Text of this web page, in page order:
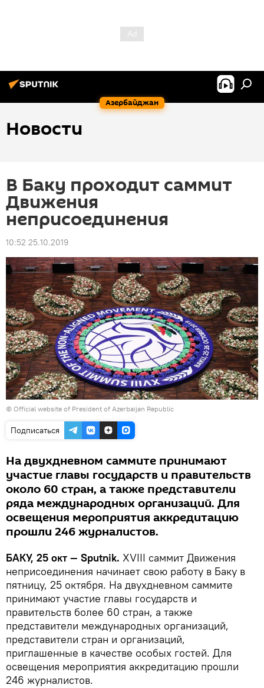
Азербайджан
Новости
В Баку проходит саммит
Движения
неприсоединения
10:52 25.10.2019
© Official website of President of Azerbaijan Republic
Подписаться
На двухдневном саммите принимают
участие главы государств и правительств
около 60 стран, а также представители
ряда международных организаций. Для
освещения мероприятия аккредитацию
прошли 246 журналистов.
БАКУ, 25 окт — Sputnik. XVIII саммит Движения
неприсоединения начинает свою работу в Баку в
пятницу, 25 октября. На двухдневном саммите
принимают участие главы государств и
правительств более 60 стран, а также
представители международных организаций,
представители стран и организаций,
приглашенные в качестве особых гостей. Для
освещения мероприятия аккредитацию прошли
246 журналистов.